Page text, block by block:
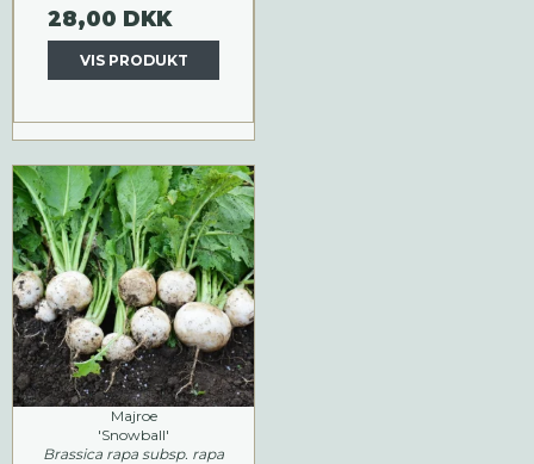
28,00 DKK
VIS PRODUKT
Majroe
'Snowball'
Brassica rapa subsp. rapa